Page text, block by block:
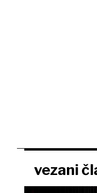
vezani